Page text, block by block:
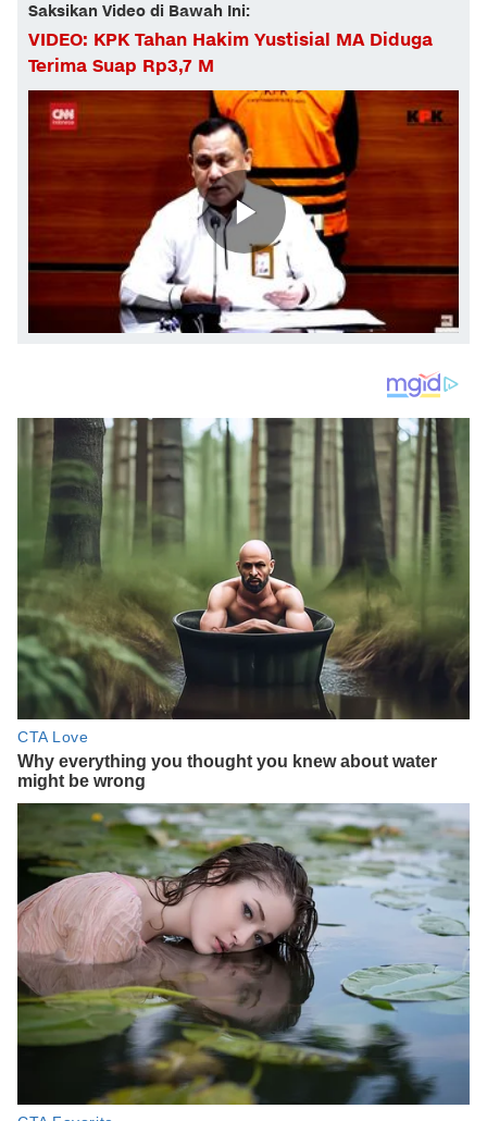
Saksikan Video di Bawah Ini:
VIDEO: KPK Tahan Hakim Yustisial MA Diduga
Terima Suap Rp3,7 M